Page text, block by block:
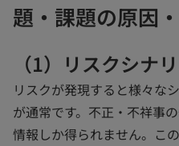
題・課題の原因
（1）リスクシナ
リスクが発現すると様々な
が通常です。不正・不祥事
情報しか得られません。こ